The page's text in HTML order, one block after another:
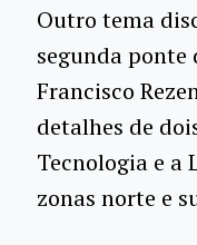
Outro tema
segunda ponte
Francisco
detalhes de
Tecnologia e a
zonas norte e